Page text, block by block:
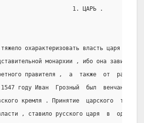
1. ЦАРЬ .
охарактеризовать власть царя за
монархии , ибо она
правителя ,  а  также  от
году Иван  Грозный  был  венчан  на
кремля . Принятие  царского  титула
, ставило русского царя  в  один